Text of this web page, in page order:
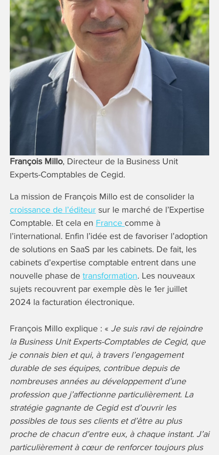
François Millo, Directeur de la Business Unit
Experts-Comptables de Cegid.
La mission de François Millo est de consolider la
croissance de l’éditeur sur le marché de l’Expertise
Comptable. Et cela en France comme à
l’international. Enfin l’idée est de favoriser l’adoption
de solutions en SaaS par les cabinets. De fait, les
cabinets d’expertise comptable entrent dans une
nouvelle phase de transformation. Les nouveaux
sujets recouvrent par exemple dès le 1er juillet
2024 la facturation électronique.
François Millo explique : « Je suis ravi de rejoindre
la Business Unit Experts-Comptables de Cegid, que
je connais bien et qui, à travers l’engagement
durable de ses équipes, contribue depuis de
nombreuses années au développement d’une
profession que j’affectionne particulièrement. La
stratégie gagnante de Cegid est d’ouvrir les
possibles de tous ses clients et d’être au plus
proche de chacun d’entre eux, à chaque instant. J’ai
particulièrement à cœur de renforcer toujours plus